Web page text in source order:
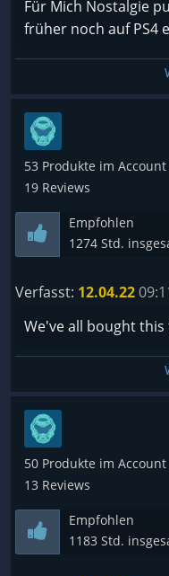
Für Mich Nostalgie
früher noch auf PS4
53 Produkte im Account
19 Reviews
Empfohlen
1274 Std.
Verfasst: 12.04.22
We've all bought
50 Produkte im Account
13 Reviews
Empfohlen
1183 Std.